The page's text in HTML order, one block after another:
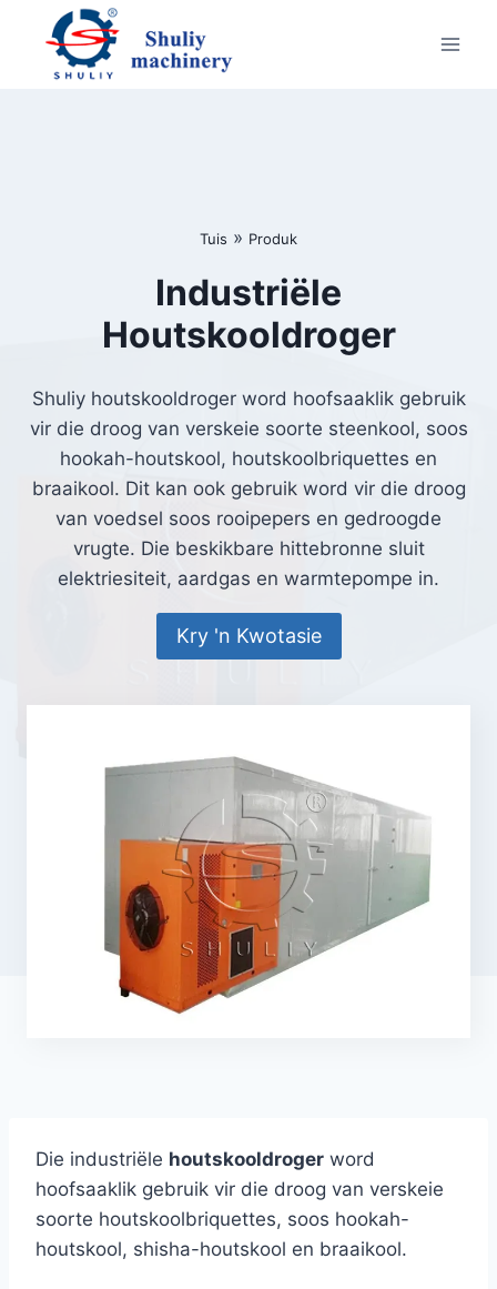
content
Tuis » Produk
Industriële
Houtskooldroger
Shuliy houtskooldroger word hoofsaaklik gebruik
vir die droog van verskeie soorte steenkool, soos
hookah-houtskool, houtskoolbriquettes en
braaikool. Dit kan ook gebruik word vir die droog
van voedsel soos rooipepers en gedroogde
vrugte. Die beskikbare hittebronne sluit
elektriesiteit, aardgas en warmtepompe in.
Kry 'n Kwotasie
Die industriële houtskooldroger word
hoofsaaklik gebruik vir die droog van verskeie
soorte houtskoolbriquettes, soos hookah-
houtskool, shisha-houtskool en braaikool.